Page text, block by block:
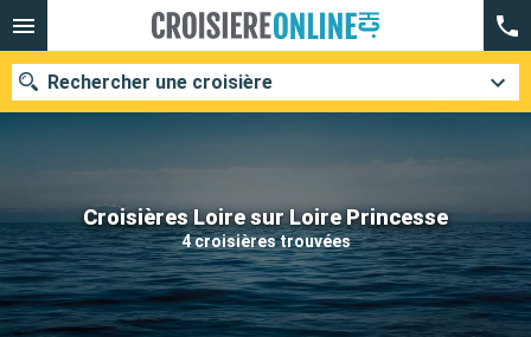
Croisières Loire sur Loire Princesse
4 croisières trouvées
Rechercher une croisière
Nos destinations
Mois de départ
Ports Compagnies